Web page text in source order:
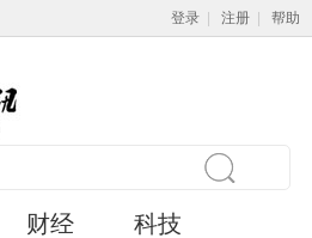
登录 注册 帮助
财经 科技